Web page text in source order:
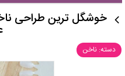
خوشگل ترین طراحی
دسته: ناخن